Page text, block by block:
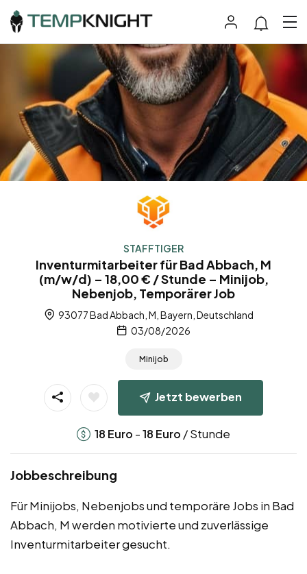
STAFFTIGER
Inventurmitarbeiter für Bad Abbach, M
(m/w/d) – 18,00 € / Stunde – Minijob,
Nebenjob, Temporärer Job
93077 Bad Abbach, M, Bayern, Deutschland
03/08/2026
Minijob
Jetzt bewerben
18 Euro -18 Euro / Stunde
Jobbeschreibung
Für Minijobs, Nebenjobs und temporäre Jobs in Bad
Abbach, M werden motivierte und zuverlässige
Inventurmitarbeiter gesucht.